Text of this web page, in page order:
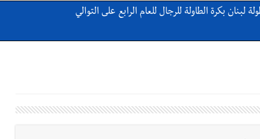
تقنية حول الحد من النفايات البحرية وشباك الصيد المهملة